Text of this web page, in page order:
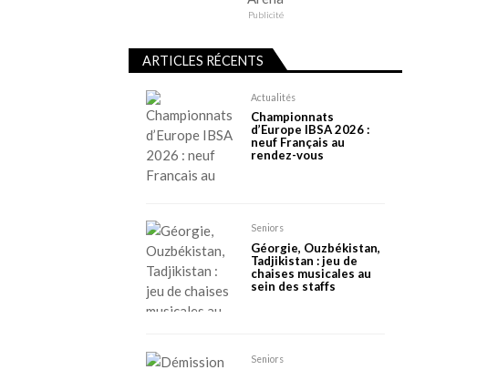
Publicité
ARTICLES RÉCENTS
Actualités
Championnats
d’Europe IBSA 2026 :
neuf Français au
rendez-vous
Seniors
Géorgie, Ouzbékistan,
Tadjikistan : jeu de
chaises musicales au
sein des staffs
Seniors